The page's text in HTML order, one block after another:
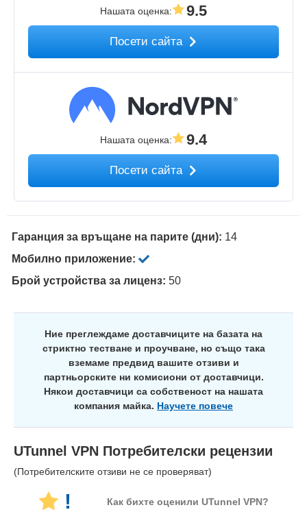
Нашата оценка: 9.5
Посети сайта
Нашата оценка: 9.4
Посети сайта
Гаранция за връщане на парите (дни): 14
Мобилно приложение:
Брой устройства за лиценз: 50
Ние преглеждаме доставчиците на базата на
стриктно тестване и проучване, но също така
вземаме предвид вашите отзиви и
партньорските ни комисиони от доставчици.
Някои доставчици са собственост на нашата
компания майка. Научете повече
UTunnel VPN Потребителски рецензии
(Потребителските отзиви не се проверяват)
! Как бихте оценили UTunnel VPN?